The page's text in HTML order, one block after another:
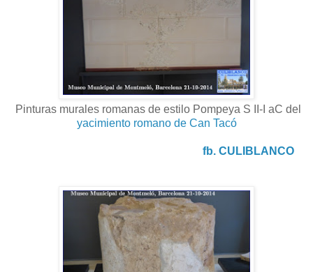
Pinturas murales romanas de estilo Pompeya S II-I aC del
yacimiento romano de Can Tacó
fb. CULIBLANCO